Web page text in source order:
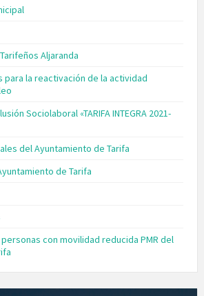
Aljaranda
para la reactivación de la actividad
Sociolaboral «TARIFA INTEGRA 2021-
del Ayuntamiento de Tarifa
de Tarifa
con movilidad reducida PMR del